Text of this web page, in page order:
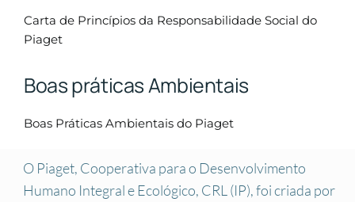
Carta de Princípios da Responsabilidade Social do
Piaget
Boas práticas Ambientais
Boas Práticas Ambientais do Piaget
O Piaget, Cooperativa para o Desenvolvimento
Humano Integral e Ecológico, CRL (IP), foi criada por